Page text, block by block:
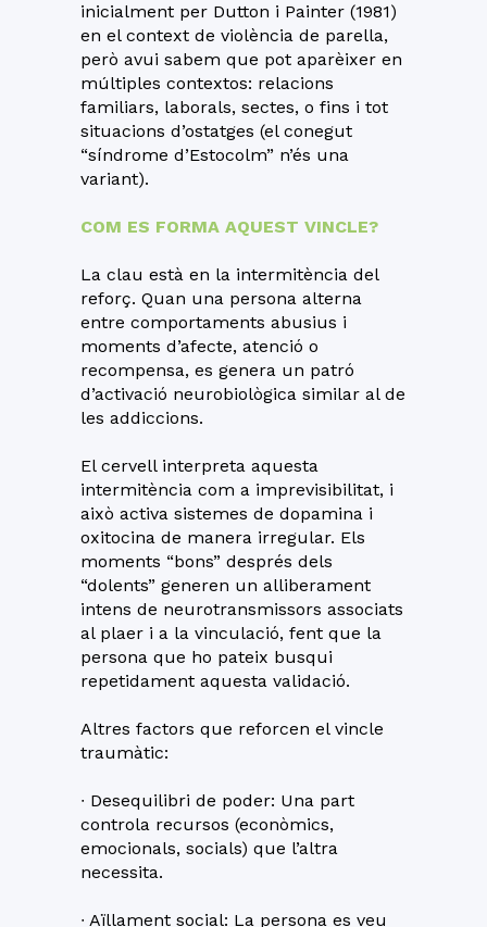
inicialment per Dutton i Painter (1981)
en el context de violència de parella,
però avui sabem que pot aparèixer en
múltiples contextos: relacions
familiars, laborals, sectes, o fins i tot
situacions d’ostatges (el conegut
“síndrome d’Estocolm” n’és una
variant).
COM ES FORMA AQUEST VINCLE?
La clau està en la intermitència del
reforç. Quan una persona alterna
entre comportaments abusius i
moments d’afecte, atenció o
recompensa, es genera un patró
d’activació neurobiològica similar al de
les addiccions.
El cervell interpreta aquesta
intermitència com a imprevisibilitat, i
això activa sistemes de dopamina i
oxitocina de manera irregular. Els
moments “bons” després dels
“dolents” generen un alliberament
intens de neurotransmissors associats
al plaer i a la vinculació, fent que la
persona que ho pateix busqui
repetidament aquesta validació.
Altres factors que reforcen el vincle
traumàtic:
∙ Desequilibri de poder: Una part
controla recursos (econòmics,
emocionals, socials) que l’altra
necessita.
∙ Aïllament social: La persona es veu